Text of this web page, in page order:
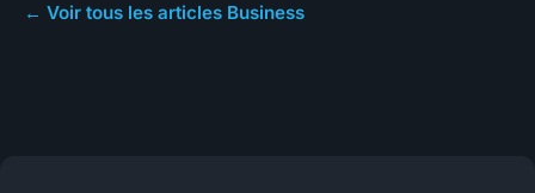
← Voir tous les articles Business